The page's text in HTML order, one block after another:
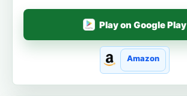
Play on Google Play
Amazon